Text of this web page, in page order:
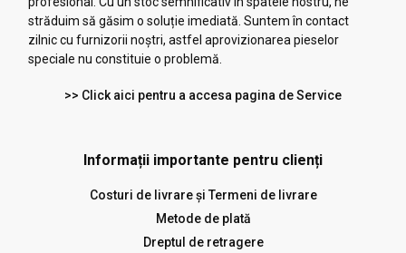
străduim să găsim o soluție imediată. Suntem în contact
zilnic cu furnizorii noștri, astfel aprovizionarea pieselor
speciale nu constituie o problemă.
>> Click aici pentru a accesa pagina de Service
Informații importante pentru clienți
Costuri de livrare și Termeni de livrare
Metode de plată
Dreptul de retragere